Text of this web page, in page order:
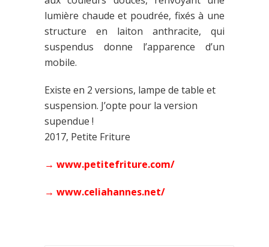
lumière chaude et poudrée, fixés à une
structure en laiton anthracite, qui
suspendus donne l’apparence d’un
mobile.
Existe en 2 versions, lampe de table et
suspension. J’opte pour la version
supendue !
2017, Petite Friture
→ www.petitefriture.com/
→ www.celiahannes.net/